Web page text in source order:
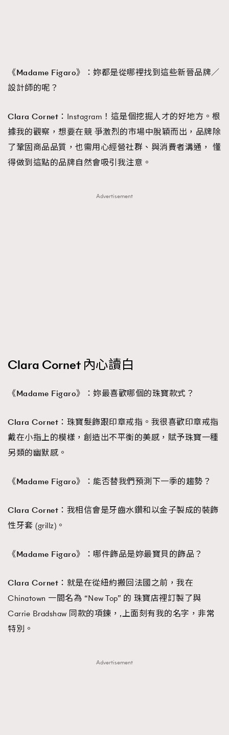
《Madame Figaro》： 妳都是從哪裡找到這些新晉品牌／
設計師的呢？
Clara Cornet： Instagram！這是個挖掘人才的好地方。根
據我的觀察，想要在競 爭激烈的市場中脫穎而出，品牌除
了鞏固商品品質，也需用心經營社群、與消費者溝通， 懂
得做到這點的品牌自然會吸引我注意。
Advertisement
Clara Cornet 內心讀白
《Madame Figaro》： 妳最喜歡哪個的珠寶款式？
Clara Cornet： 珠寶髮飾跟印章戒指。我很喜歡印章戒指
戴在小指上的模樣，創造出不平衡的美感，賦予珠寶一種
另類的幽默感。
《Madame Figaro》： 能否替我們預測下一季的趨勢？
Clara Cornet： 我相信會是牙齒水鑽和以金子製成的裝飾
性牙套 (grillz)。
《Madame Figaro》： 哪件飾品是妳最寶貝的飾品？
Clara Cornet： 就是在從紐約搬回法國之前，我在
Chinatown 一間名為 “New Top” 的 珠寶店裡訂製了與
Carrie Bradshaw 同款的項鍊，,上面刻有我的名字，非常
特別。
Advertisement